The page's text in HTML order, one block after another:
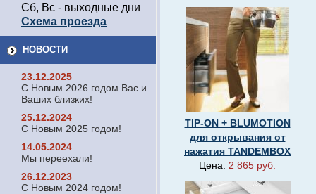
Сб, Вс - выходные дни
Схема проезда
НОВОСТИ
23.12.2025
С Новым 2026 годом Вас и
Ваших близких!
25.12.2024
С Новым 2025 годом!
14.05.2024
Мы переехали!
26.12.2023
С Новым 2024 годом!
TIP-ON + BLUMOTION
для открывания от
нажатия TANDEMBOX
Цена: 2 865 руб.